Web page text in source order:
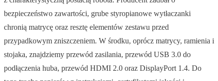
bezpieczeństwo zawartości, grube styropianowe wytłaczanki
chronią matrycę oraz resztę elementów zestawu przed
przypadkowym zniszczeniem. W środku, oprócz matrycy, ramienia i
stojaka, znajdziemy przewód zasilania, przewód USB 3.0 do
podłączenia huba, przewód HDMI 2.0 oraz DisplayPort 1.4. Do